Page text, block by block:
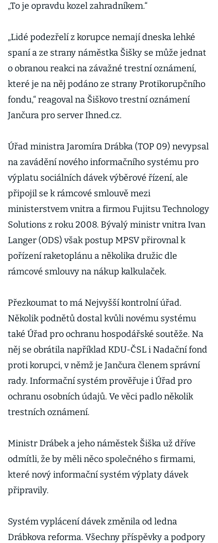
„To je opravdu kozel zahradníkem.“
„Lidé podezřelí z korupce nemají dneska lehké
spaní a ze strany náměstka Šišky se může jednat
o obranou reakci na závažné trestní oznámení,
které je na něj podáno ze strany Protikorupčního
fondu,“ reagoval na Šiškovo trestní oznámení
Jančura pro server Ihned.cz.
Úřad ministra Jaromíra Drábka (TOP 09) nevypsal
na zavádění nového informačního systému pro
výplatu sociálních dávek výběrové řízení, ale
připojil se k rámcové smlouvě mezi
ministerstvem vnitra a firmou Fujitsu Technology
Solutions z roku 2008. Bývalý ministr vnitra Ivan
Langer (ODS) však postup MPSV přirovnal k
pořízení raketoplánu a několika družic dle
rámcové smlouvy na nákup kalkulaček.
Přezkoumat to má Nejvyšší kontrolní úřad.
Několik podnětů dostal kvůli novému systému
také Úřad pro ochranu hospodářské soutěže. Na
něj se obrátila například KDU-ČSL i Nadační fond
proti korupci, v němž je Jančura členem správní
rady. Informační systém prověřuje i Úřad pro
ochranu osobních údajů. Ve věci padlo několik
trestních oznámení.
Ministr Drábek a jeho náměstek Šiška už dříve
odmítli, že by měli něco společného s firmami,
které nový informační systém výplaty dávek
připravily.
Systém vyplácení dávek změnila od ledna
Drábkova reforma. Všechny příspěvky a podpory